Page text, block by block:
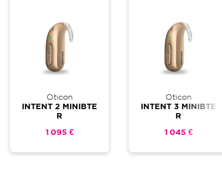
Oticon
INTENT 2 MINIBTE
R
1 095 €
Oticon
INTENT 3 MINIBTE
R
1 045 €